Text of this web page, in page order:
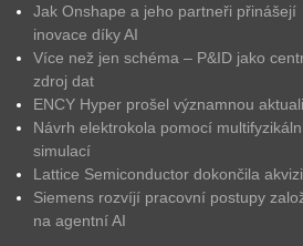
Jak Onshape a jeho partneři přinášejí
inovace díky AI
Více než jen schéma – P&ID jako
zdroj dat
ENCY Hyper prošel významnou
Návrh elektrokola pomocí
simulací
Lattice Semiconductor dokončila
Siemens rozvíjí pracovní postupy
na agentní AI